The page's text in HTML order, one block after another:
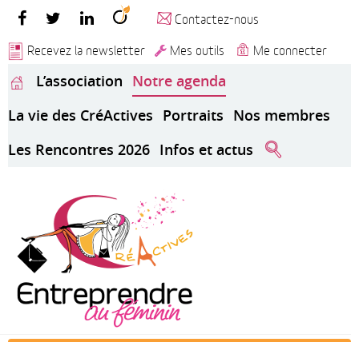
Contactez-nous
Recevez la newsletter
Mes outils Me connecter
L’association Notre agenda
La vie des CréActives Portraits Nos membres
Les Rencontres 2026 Infos et actus